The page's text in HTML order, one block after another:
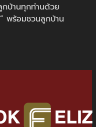
กบ้านทุกท่านด้วย
พร้อมชวนลูกบ้าน